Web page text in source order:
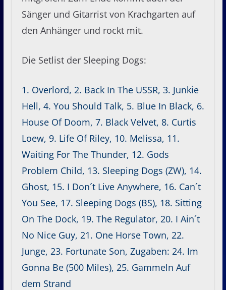
Sänger und Gitarrist von Krachgarten auf
den Anhänger und rockt mit.
Die Setlist der Sleeping Dogs:
1. Overlord, 2. Back In The USSR, 3. Junkie
Hell, 4. You Should Talk, 5. Blue In Black, 6.
House Of Doom, 7. Black Velvet, 8. Curtis
Loew, 9. Life Of Riley, 10. Melissa, 11.
Waiting For The Thunder, 12. Gods
Problem Child, 13. Sleeping Dogs (ZW), 14.
Ghost, 15. I Don´t Live Anywhere, 16. Can´t
You See, 17. Sleeping Dogs (BS), 18. Sitting
On The Dock, 19. The Regulator, 20. I Ain´t
No Nice Guy, 21. One Horse Town, 22.
Junge, 23. Fortunate Son, Zugaben: 24. Im
Gonna Be (500 Miles), 25. Gammeln Auf
dem Strand